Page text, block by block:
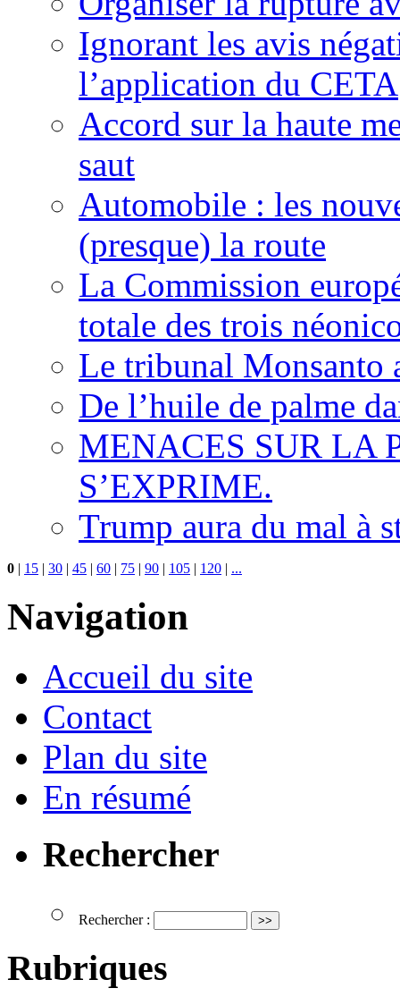
Ignorant les avis
l’application du CETA
Accord sur la haute
saut
Automobile : les
(presque) la route
La Commission
totale des trois
Le tribunal Monsanto
De l’huile de palme
MENACES SUR LA
S’EXPRIME.
Trump aura du mal à
0 | 15 | 30 | 45 | 60 | 75 | 90 | 105 | 120 | ...
Navigation
Accueil du site
Contact
Plan du site
En résumé
Rechercher
Rechercher :
Rubriques